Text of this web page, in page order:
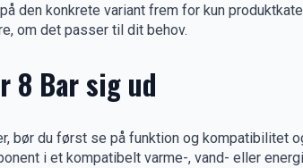
den konkrete variant frem for kun
om det passer til dit behov.
8 Bar sig ud
bør du først se på funktion og kompatibilitet
i et kompatibelt varme-, vand- eller